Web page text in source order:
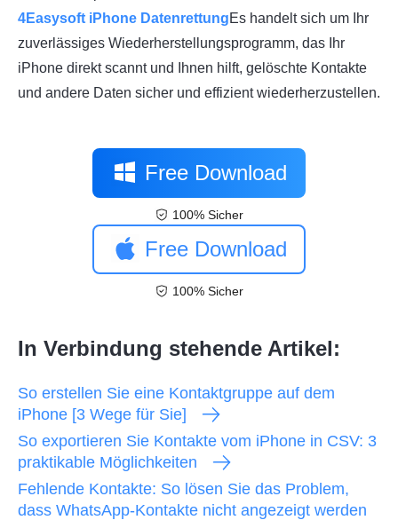
4Easysoft iPhone DatenrettungEs handelt sich um Ihr
zuverlässiges Wiederherstellungsprogramm, das Ihr
iPhone direkt scannt und Ihnen hilft, gelöschte Kontakte
und andere Daten sicher und effizient wiederherzustellen.
Free Download
100% Sicher
Free Download
100% Sicher
In Verbindung stehende Artikel:
So erstellen Sie eine Kontaktgruppe auf dem
iPhone [3 Wege für Sie]
So exportieren Sie Kontakte vom iPhone in CSV: 3
praktikable Möglichkeiten
Fehlende Kontakte: So lösen Sie das Problem,
dass WhatsApp-Kontakte nicht angezeigt werden